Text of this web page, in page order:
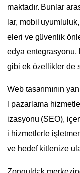
maktadır. Bunlar
lar, mobil
eleri ve güvenlik
edya entegrasyonu,
gibi ek özellikler de
Web tasarımının
l pazarlama
izasyonu (SEO),
i hizmetlerle
ve hedef kitlenize
Zonguldak